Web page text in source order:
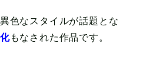
色なスタイルが話題とな
もなされた作品です。